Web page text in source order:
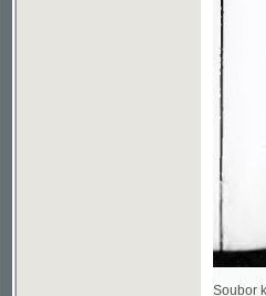
Soubor ke